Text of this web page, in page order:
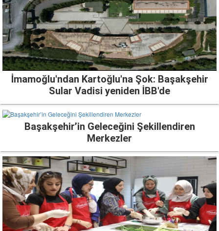
İmamoğlu'ndan Kartoğlu'na Şok: Başakşehir
Sular Vadisi yeniden İBB'de
Başakşehir’in Geleceğini Şekillendiren
Merkezler